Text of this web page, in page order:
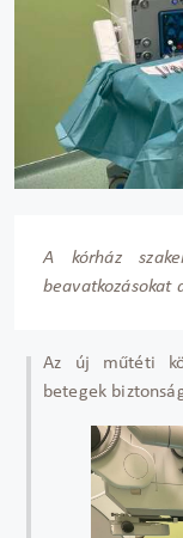
A kórház
beavatkozásokat
Az új műtéti
betegek